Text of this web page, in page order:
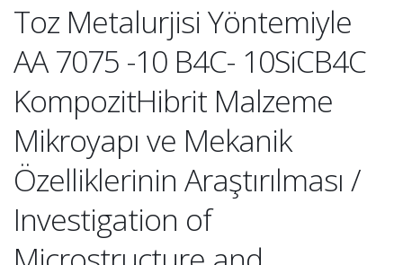
Toz Metalurjisi Yöntemiyle
AA 7075 -10 B4C- 10SiCB4C
KompozitHibrit Malzeme
Mikroyapı ve Mekanik
Özelliklerinin Araştırılması /
Investigation of